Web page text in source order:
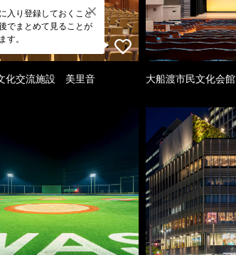
入り登録しておくこと
でまとめて見ることが
す。
化交流施設 美里音 大船渡市民文化会館